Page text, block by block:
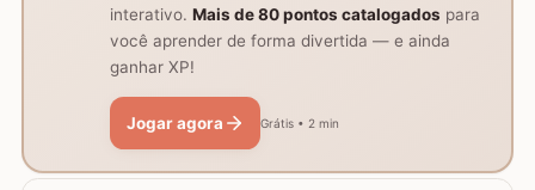
interativo. Mais de 80 pontos catalogados para
você aprender de forma divertida — e ainda
ganhar XP!
Jogar agora Grátis • 2 min